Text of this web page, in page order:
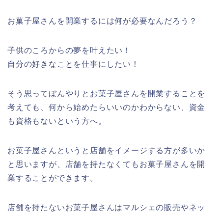
お菓子屋さんを開業するには何が必要なんだろう？
子供のころからの夢を叶えたい！
自分の好きなことを仕事にしたい！
そう思ってぼんやりとお菓子屋さんを開業することを
考えても、何から始めたらいいのかわからない、資金
も資格もないという方へ。
お菓子屋さんというと店舗をイメージする方が多いか
と思いますが、店舗を持たなくてもお菓子屋さんを開
業することができます。
店舗を持たないお菓子屋さんはマルシェの販売やネッ